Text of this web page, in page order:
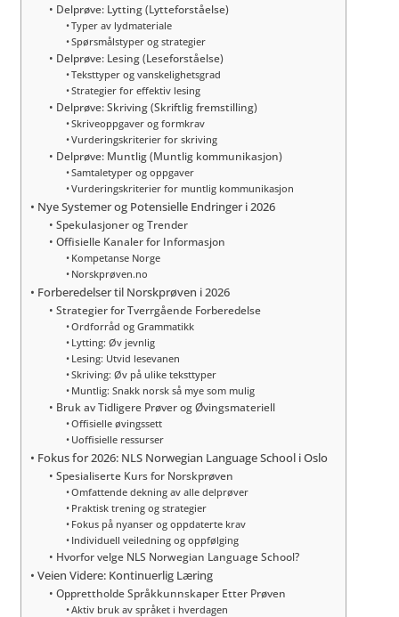
Delprøve: Lytting (Lytteforståelse)
Typer av lydmateriale
Spørsmålstyper og strategier
Delprøve: Lesing (Leseforståelse)
Teksttyper og vanskelighetsgrad
Strategier for effektiv lesing
Delprøve: Skriving (Skriftlig fremstilling)
Skriveoppgaver og formkrav
Vurderingskriterier for skriving
Delprøve: Muntlig (Muntlig kommunikasjon)
Samtaletyper og oppgaver
Vurderingskriterier for muntlig kommunikasjon
Nye Systemer og Potensielle Endringer i 2026
Spekulasjoner og Trender
Offisielle Kanaler for Informasjon
Kompetanse Norge
Norskprøven.no
Forberedelser til Norskprøven i 2026
Strategier for Tverrgående Forberedelse
Ordforråd og Grammatikk
Lytting: Øv jevnlig
Lesing: Utvid lesevanen
Skriving: Øv på ulike teksttyper
Muntlig: Snakk norsk så mye som mulig
Bruk av Tidligere Prøver og Øvingsmateriell
Offisielle øvingssett
Uoffisielle ressurser
Fokus for 2026: NLS Norwegian Language School i Oslo
Spesialiserte Kurs for Norskprøven
Omfattende dekning av alle delprøver
Praktisk trening og strategier
Fokus på nyanser og oppdaterte krav
Individuell veiledning og oppfølging
Hvorfor velge NLS Norwegian Language School?
Veien Videre: Kontinuerlig Læring
Opprettholde Språkkunnskaper Etter Prøven
Aktiv bruk av språket i hverdagen